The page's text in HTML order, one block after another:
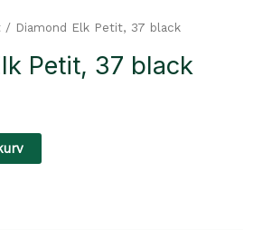
/ Diamond Elk Petit, 37 black
Petit, 37 black